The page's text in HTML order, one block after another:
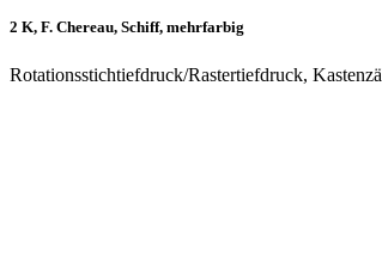
2 K, F. Chereau, Schiff, mehrfarbig
Rotationsstichtiefdruck/Rastertiefdruck,